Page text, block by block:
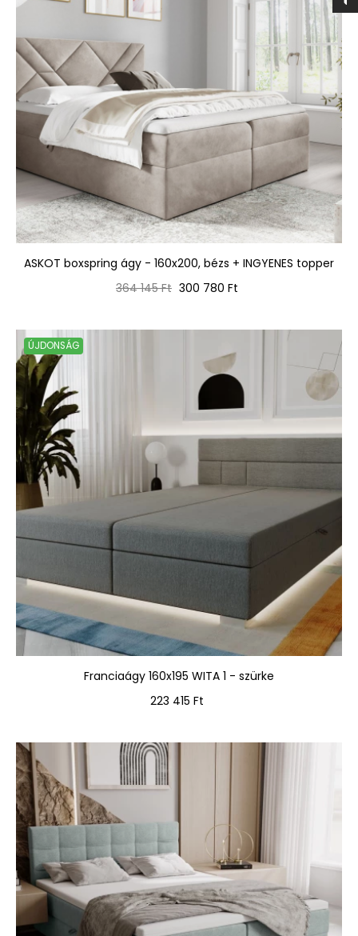
ASKOT boxspring ágy - 160x200, bézs + INGYENES topper
Normál
364 145 Ft Ár
300 780 Ft
ÚJDONSÁG
Franciaágy 160x195 WITA 1 - szürke
Ár
223 415 Ft